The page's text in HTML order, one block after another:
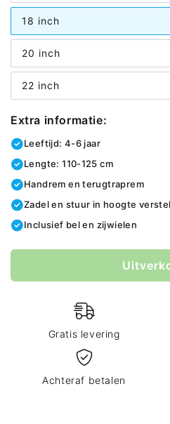
18 inch
20 inch
22 inch
Extra informatie:
Leeftijd: 4-6 jaar
Lengte: 110-125 cm
Handrem en terugtraprem
Zadel en stuur in hoogte
Inclusief bel en zijwielen
Gratis levering
Achteraf betalen